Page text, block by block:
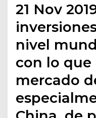
21 Nov
nivel
con lo que
mercado